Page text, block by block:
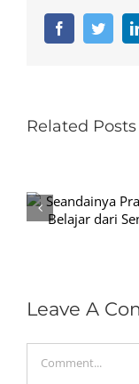
Facebook
Related Posts
Leave A